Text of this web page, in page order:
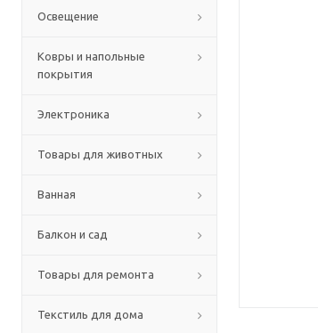
Освещение
Ковры и напольные
покрытия
Электроника
Товары для животных
Ванная
Балкон и сад
Товары для ремонта
Текстиль для дома